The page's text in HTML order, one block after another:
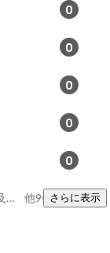
0
0
0
0
0
ポジティブ、総務業務（社内環境整備及び社外対応）、着物 他9件さらに表示